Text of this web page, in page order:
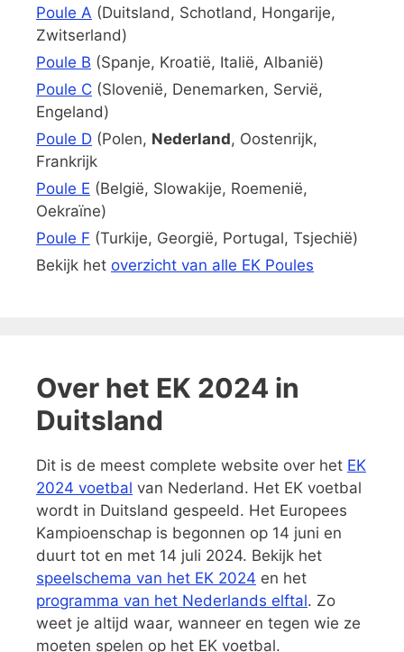
Poule A (Duitsland, Schotland, Hongarije,
Zwitserland)
Poule B (Spanje, Kroatië, Italië, Albanië)
Poule C (Slovenië, Denemarken, Servië,
Engeland)
Poule D (Polen, Nederland, Oostenrijk,
Frankrijk
Poule E (België, Slowakije, Roemenië,
Oekraïne)
Poule F (Turkije, Georgië, Portugal, Tsjechië)
Bekijk het overzicht van alle EK Poules
Over het EK 2024 in
Duitsland
Dit is de meest complete website over het EK
2024 voetbal van Nederland. Het EK voetbal
wordt in Duitsland gespeeld. Het Europees
Kampioenschap is begonnen op 14 juni en
duurt tot en met 14 juli 2024. Bekijk het
speelschema van het EK 2024 en het
programma van het Nederlands elftal. Zo
weet je altijd waar, wanneer en tegen wie ze
moeten spelen op het EK voetbal.